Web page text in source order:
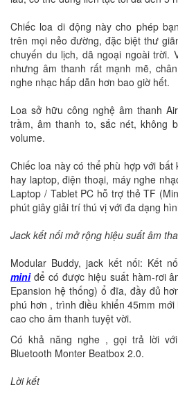
Chiếc loa di động này cho phép
trên mọi nẻo đường, đặc biệt thư
chuyến du lịch, dã ngoại ngoài trời.
nhưng âm thanh rất mạnh mẽ,
nghe nhạc hấp dẫn hơn bao giờ hết.
Loa sở hữu công nghệ âm thanh
trầm, âm thanh to, sắc nét, không
volume.
Chiếc loa này có thể phù hợp với
hay laptop, điện thoại, máy nghe
Laptop / Tablet PC hỗ trợ thẻ TF
phút giây giải trí thú vị với đa dạng
Jack kết nối mở rộng hiệu suất âm
Modular Buddy, jack kết nối: Kết
miniđể có được hiệu suất hàm-rơi
Epansion hệ thống) ổ đĩa, đầy đủ
phú hơn , trình điều khiển 45mm
cao cho âm thanh tuyệt vời.
Có khả năng nghe , gọi trả lời
Bluetooth Monter Beatbox 2.0.
Lời kết